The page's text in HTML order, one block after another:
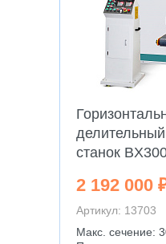
станок
2 192 000
Артикул: 13703
Макс. сечение: